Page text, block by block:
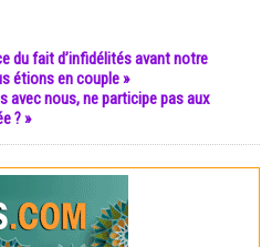
du fait d’infidélités avant notre
étions en couple »
avec nous, ne participe pas aux
? »